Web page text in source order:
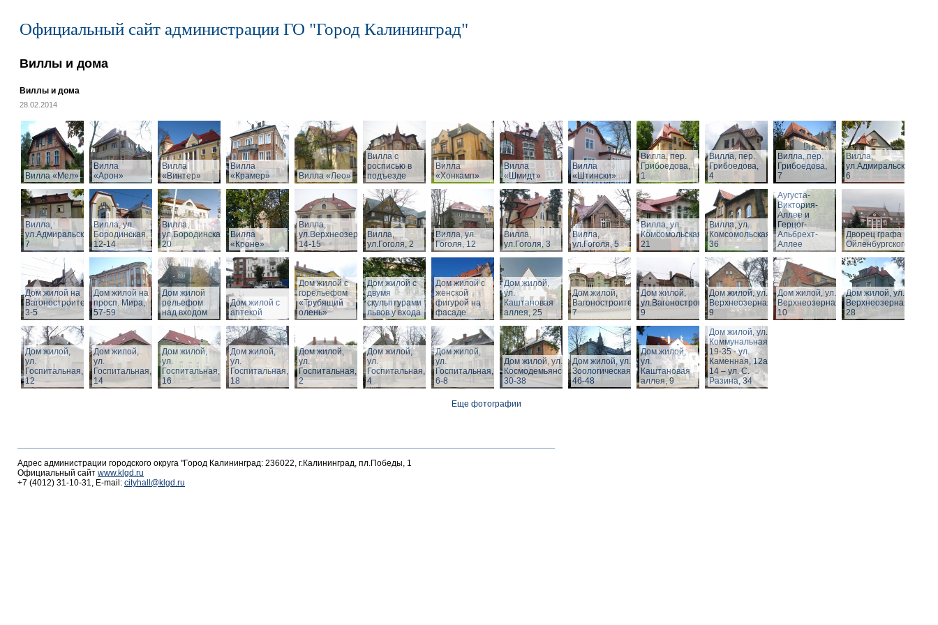
Официальный сайт администрации ГО "Город Калининград"
Виллы и дома
Виллы и дома
28.02.2014
Вилла «Мел»
Вилла
«Арон»
Вилла
«Винтер»
Вилла
«Крамер»
Вилла «Лео»
Вилла с
росписью в
подъезде
Вилла
«Хонкамп»
Вилла
«Шмидт»
Вилла
«Штински»
Вилла, пер.
Грибоедова,
1
Вилла, пер.
Грибоедова,
4
Вилла, пер.
Грибоедова,
7
Вилла,
ул.Адмиральская,
6
Вилла,
ул.Адмиральская,
7
Вилла, ул.
Бородинская,
12-14
Вилла,
ул.Бородинская,
20
Вилла
«Кроне»
Вилла,
ул.Верхнеозерная,
14-15
Вилла,
ул.Гоголя, 2
Вилла, ул.
Гоголя, 12
Вилла,
ул.Гоголя, 3
Вилла,
ул.Гоголя, 5
Вилла, ул.
Комсомольская,
21
Вилла, ул.
Комсомольская,
36
Виллы по
Аугуста-
Виктория-
Аллее и
Герцог-
Альбрехт-
Аллее
Дворец графа
Ойленбургского
Дом жилой на
Вагоностроительной
3-5
Дом жилой на
просп. Мира,
57-59
Дом жилой
рельефом
над входом
Дом жилой с
аптекой
Дом жилой с
горельефом
«Трубящий
олень»
Дом жилой с
двумя
скульптурами
львов у входа
Дом жилой с
женской
фигурой на
фасаде
Дом жилой,
ул.
Каштановая
аллея, 25
Дом жилой,
Вагоностроительная,
7
Дом жилой,
ул.Вагоностроительная,
9
Дом жилой, ул.
Верхнеозерная,
9
Дом жилой, ул.
Верхнеозерная,
10
Дом жилой, ул.
Верхнеозерная,
28
Дом жилой,
ул.
Госпитальная,
12
Дом жилой,
ул.
Госпитальная,
14
Дом жилой,
ул.
Госпитальная,
16
Дом жилой,
ул.
Госпитальная,
18
Дом жилой,
ул.
Госпитальная,
2
Дом жилой,
ул.
Госпитальная,
4
Дом жилой,
ул.
Госпитальная,
6-8
Дом жилой, ул. З.
Космодемьянской
30-38
Дом жилой, ул.
Зоологическая,
46-48
Дом жилой,
ул.
Каштановая
аллея, 9
Дом жилой, ул.
Коммунальная,
19-35 - ул.
Каменная, 12а,
14 – ул. С.
Разина, 34
Еще фотографии
Адрес администрации городского округа "Город Калининград: 236022, г.Калининград, пл.Победы, 1
Официальный сайт www.klgd.ru
+7 (4012) 31-10-31, E-mail: cityhall@klgd.ru